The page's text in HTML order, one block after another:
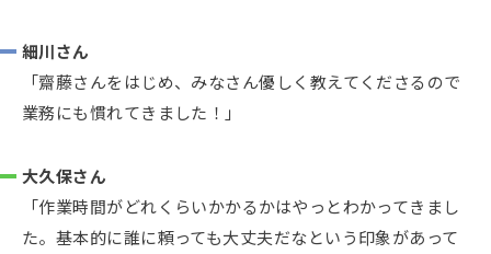
細川さん
「齋藤さんをはじめ、みなさん優しく教えてくださるので
業務にも慣れてきました！」
大久保さん
「作業時間がどれくらいかかるかはやっとわかってきまし
た。基本的に誰に頼っても大丈夫だなという印象があって